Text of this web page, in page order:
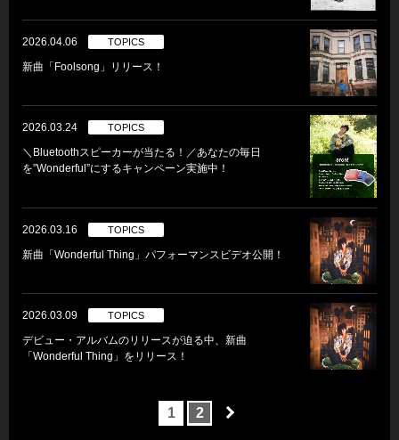
2026.04.06 TOPICS
新曲「Foolsong」リリース！
2026.03.24 TOPICS
＼Bluetoothスピーカーが当たる！／あなたの毎日
を”Wonderful”にするキャンペーン実施中！
2026.03.16 TOPICS
新曲「Wonderful Thing」パフォーマンスビデオ公開！
2026.03.09 TOPICS
デビュー・アルバムのリリースが迫る中、新曲
「Wonderful Thing」をリリース！
1 2